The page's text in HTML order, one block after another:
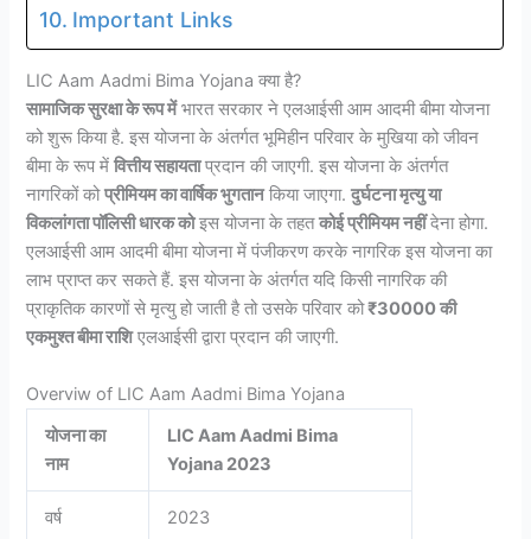
Important Links
LIC Aam Aadmi Bima Yojana क्या है?
सामाजिक सुरक्षा के रूप मेंभारत सरकार ने एलआईसी आम आदमी बीमा योजना
को शुरू किया है. इस योजना के अंतर्गत भूमिहीन परिवार के मुखिया को जीवन
बीमा के रूप मेंवित्तीय सहायताप्रदान की जाएगी. इस योजना के अंतर्गत
नागरिकों कोप्रीमियम का वार्षिक भुगतानकिया जाएगा.दुर्घटना मृत्यु या
विकलांगता पॉलिसी धारक कोइस योजना के तहतकोई प्रीमियम नहींदेना होगा.
एलआईसी आम आदमी बीमा योजना में पंजीकरण करके नागरिक इस योजना का
लाभ प्राप्त कर सकते हैं. इस योजना के अंतर्गत यदि किसी नागरिक की
प्राकृतिक कारणों से मृत्यु हो जाती है तो उसके परिवार को₹30000 की
एकमुश्त बीमा राशिएलआईसी द्वारा प्रदान की जाएगी.
Overviw of LIC Aam Aadmi Bima Yojana
योजना का
नाम
LIC Aam Aadmi Bima
Yojana 2023
वर्ष 2023